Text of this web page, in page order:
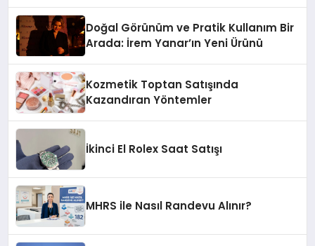
Doğal Görünüm ve Pratik Kullanım Bir
Arada: İrem Yanar’ın Yeni Ürünü
Kozmetik Toptan Satışında
Kazandıran Yöntemler
İkinci El Rolex Saat Satışı
MHRS ile Nasıl Randevu Alınır?